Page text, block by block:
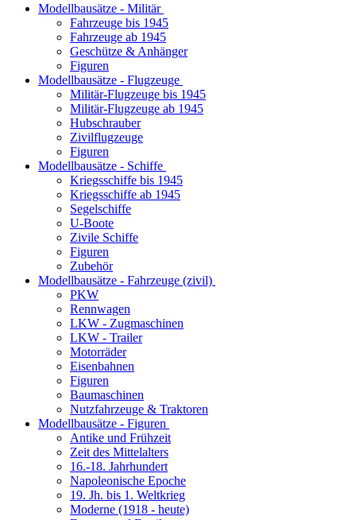
Modellbausätze - Militär
Fahrzeuge bis 1945
Fahrzeuge ab 1945
Geschütze & Anhänger
Figuren
Modellbausätze - Flugzeuge
Militär-Flugzeuge bis 1945
Militär-Flugzeuge ab 1945
Hubschrauber
Zivilflugzeuge
Figuren
Modellbausätze - Schiffe
Kriegsschiffe bis 1945
Kriegsschiffe ab 1945
Segelschiffe
U-Boote
Zivile Schiffe
Figuren
Zubehör
Modellbausätze - Fahrzeuge (zivil)
PKW
Rennwagen
LKW - Zugmaschinen
LKW - Trailer
Motorräder
Eisenbahnen
Figuren
Baumaschinen
Nutzfahrzeuge & Traktoren
Modellbausätze - Figuren
Antike und Frühzeit
Zeit des Mittelalters
16.-18. Jahrhundert
Napoleonische Epoche
19. Jh. bis 1. Weltkrieg
Moderne (1918 - heute)